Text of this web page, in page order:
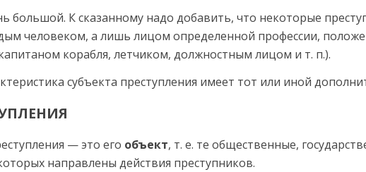
большой. К сказанному надо добавить, что некоторые
человеком, а лишь лицом определенной профессии,
корабля, летчи­ком, должностным лицом и т. п.).
субъекта преступления имеет тот или иной
— это его объект, т. е. те общественные,
направлены действия преступников.